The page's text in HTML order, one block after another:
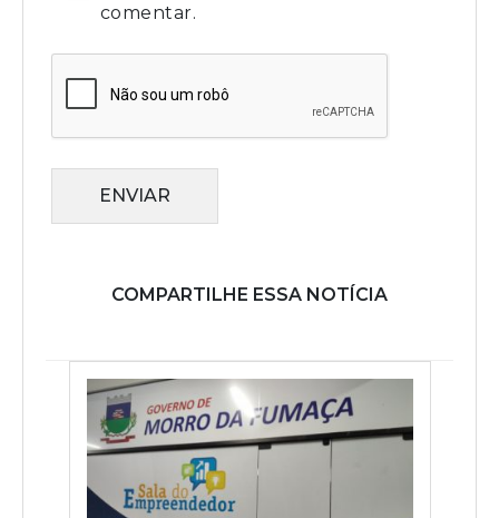
comentar.
ENVIAR
COMPARTILHE ESSA NOTÍCIA